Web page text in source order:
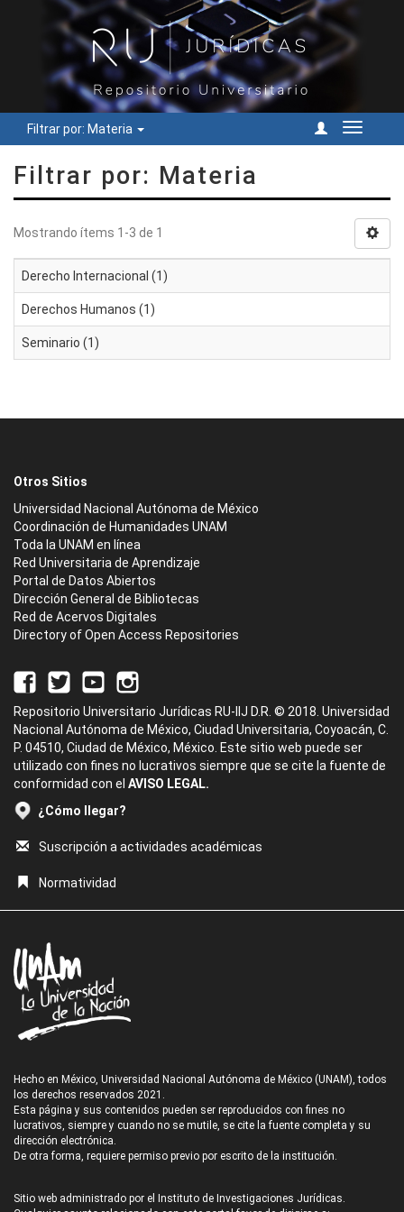
Filtrar por: Materia
Cambiar
Filtrar por: Materia
Mostrando ítems 1-3 de 1
Derecho Internacional (1)
Derechos Humanos (1)
Seminario (1)
Otros Sitios
Universidad Nacional Autónoma de México
Coordinación de Humanidades UNAM
Toda la UNAM en línea
Red Universitaria de Aprendizaje
Portal de Datos Abiertos
Dirección General de Bibliotecas
Red de Acervos Digitales
Directory of Open Access Repositories
Repositorio Universitario Jurídicas RU-IIJ D.R. © 2018. Universidad
Nacional Autónoma de México, Ciudad Universitaria, Coyoacán, C.
P. 04510, Ciudad de México, México. Este sitio web puede ser
utilizado con fines no lucrativos siempre que se cite la fuente de
conformidad con el AVISO LEGAL.
¿Cómo llegar?
Suscripción a actividades académicas
Normatividad
Hecho en México, Universidad Nacional Autónoma de México (UNAM), todos
los derechos reservados 2021.
Esta página y sus contenidos pueden ser reproducidos con fines no
lucrativos, siempre y cuando no se mutile, se cite la fuente completa y su
dirección electrónica.
De otra forma, requiere permiso previo por escrito de la institución.
Sitio web administrado por el Instituto de Investigaciones Jurídicas.